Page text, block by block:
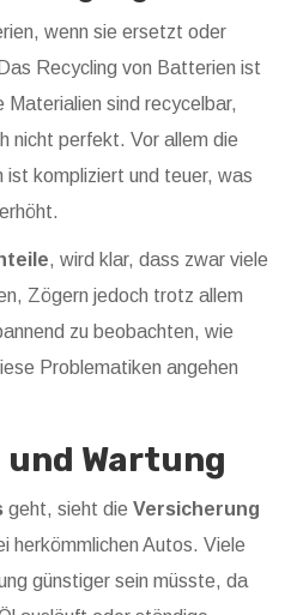
wenn sie ersetzt oder
Recycling von Batterien ist
Materialien sind recycelbar,
nicht perfekt. Vor allem die
ist kompliziert und teuer, was
, wird klar, dass zwar viele
Zögern jedoch trotz allem
zu beobachten, wie
Problematiken angehen
Wartung
geht, sieht die Versicherung
herkömmlichen Autos. Viele
günstiger sein müsste, da